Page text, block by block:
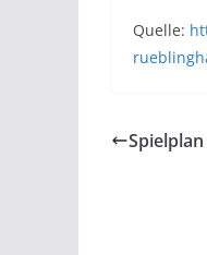
Quelle: